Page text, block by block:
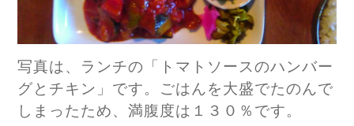
写真は、ランチの「トマトソースのハンバー
グとチキン」です。ごはんを大盛でたのんで
しまったため、満腹度は１３０％です。